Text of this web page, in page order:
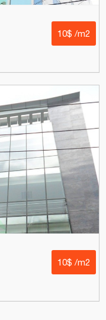
10$ /m2
10$ /m2